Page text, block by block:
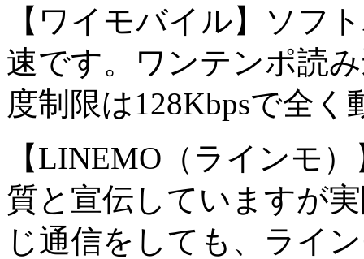
【ワイモバイル】ソフ
速です。ワンテンポ読
度制限は128Kbpsで全く
【LINEMO（ラインモ
質と宣伝していますが
じ通信をしても、ライ